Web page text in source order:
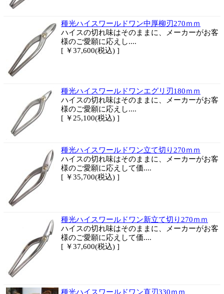
種光ハイスワールドワン中厚柳刃270ｍｍ
ハイスの切れ味はそのままに、メーカーがお客
様のご愛願に応えし....
[ ￥37,600(税込) ]
種光ハイスワールドワンエグリ刃180ｍｍ
ハイスの切れ味はそのままに、メーカーがお客
様のご愛願に応えし....
[ ￥25,100(税込) ]
種光ハイスワールドワン立て切り270ｍｍ
ハイスの切れ味はそのままに、メーカーがお客
様のご愛願に応えして価....
[ ￥35,700(税込) ]
種光ハイスワールドワン新立て切り270ｍｍ
ハイスの切れ味はそのままに、メーカーがお客
様のご愛願に応えして価....
[ ￥37,600(税込) ]
種光ハイスワールドワン直刃330ｍｍ